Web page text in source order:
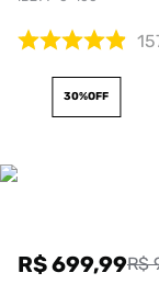
30%OFF
R$ 699,99R$